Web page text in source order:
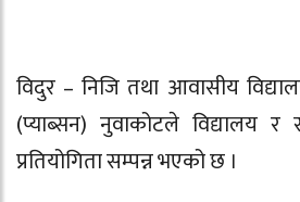
विदुर – निजि तथा आवासीय
(प्याब्सन) नुवाकोटले विद्यालय र
प्रतियोगिता सम्पन्न भएको छ ।